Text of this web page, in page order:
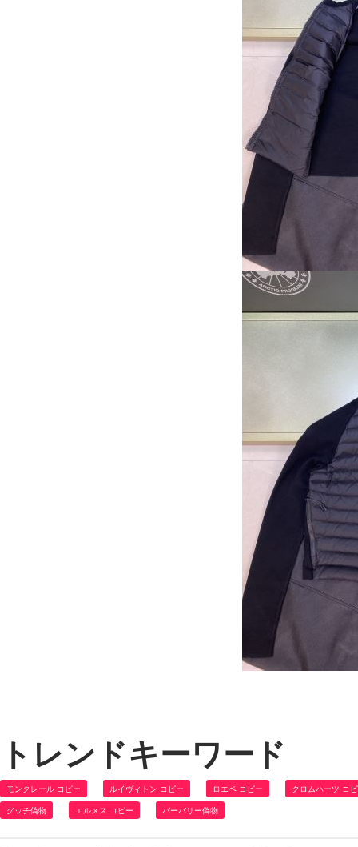
トレンドキーワード
モンクレール コピー ルイヴィトン コピー ロエベ コピー クロムハーツ コ
グッチ偽物 エルメス コピー バーバリー偽物